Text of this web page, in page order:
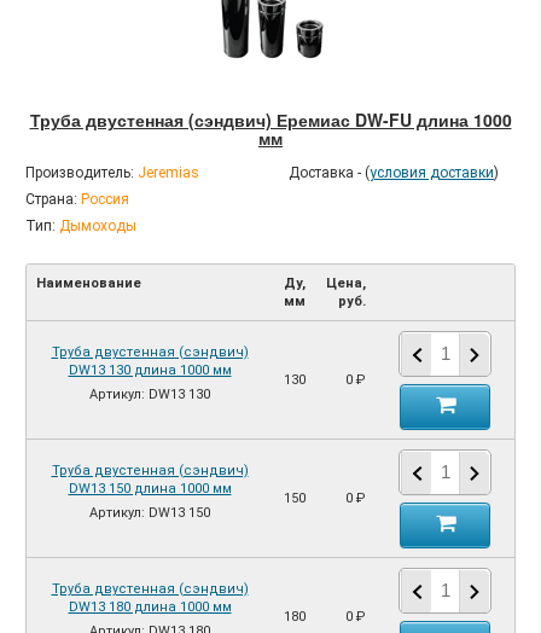
Труба двустенная (сэндвич) Еремиас DW-FU длина 1000
мм
Производитель: Jeremias
Страна: Россия
Тип: Дымоходы
Доставка - (условия доставки)
Наименование
Ду,
мм
Цена,
руб.
Труба двустенная (сэндвич)
DW13 130 длина 1000 мм
Артикул: DW13 130
130 0 ₽
Труба двустенная (сэндвич)
DW13 150 длина 1000 мм
Артикул: DW13 150
150 0 ₽
Труба двустенная (сэндвич)
DW13 180 длина 1000 мм
180 0 ₽